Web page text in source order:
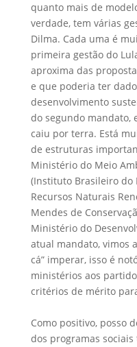
quanto mais de
verdade, tem várias
Dilma. Cada uma é
primeira gestão do
aproxima das
e que poderia ter
desenvolvimento
do segundo mandato,
caiu por terra. Está
de estruturas
Ministério do Meio
(Instituto Brasileiro do
Recursos Naturais
Mendes de
Ministério do
atual mandato, vimos
cá” imperar, isso é
ministérios aos
critérios de mérito
Como positivo, posso
dos programas